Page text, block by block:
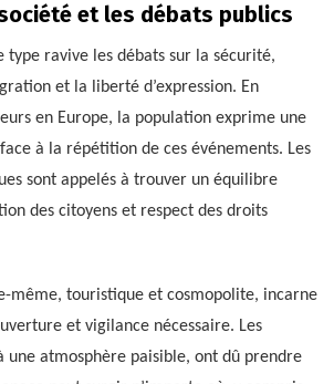
et les débats publics
type ravive les débats sur la sécurité,
et la liberté d’expression. En
en Europe, la population exprime une
à la répétition de ces événements. Les
sont appelés à trouver un équilibre
des citoyens et respect des droits
même, touristique et cosmopolite, incarne
et vigilance nécessaire. Les
une atmosphère paisible, ont dû prendre